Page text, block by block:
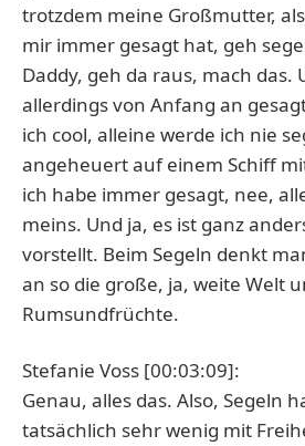
trotzdem meine Großmutter,
mir immer gesagt hat, geh
Daddy, geh da raus, mach das.
allerdings von Anfang an
ich cool, alleine werde ich nie
angeheuert auf einem Schiff
ich habe immer gesagt, nee,
meins. Und ja, es ist ganz
vorstellt. Beim Segeln denkt
an so die große, ja, weite Welt
Rumsundfrüchte.
Stefanie Voss [00:03:09]:
Genau, alles das. Also, Segeln
tatsächlich sehr wenig mit